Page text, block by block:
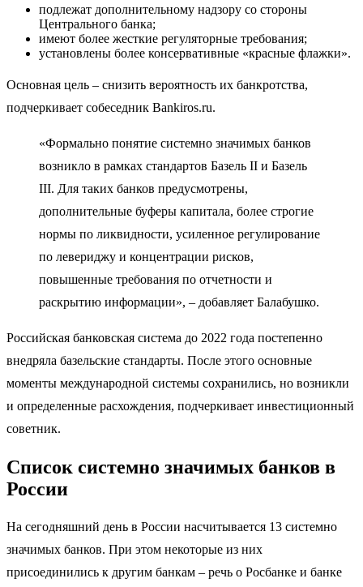
подлежат дополнительному надзору со стороны
Центрального банка;
имеют более жесткие регуляторные требования;
установлены более консервативные «красные флажки».
Основная цель – снизить вероятность их банкротства,
подчеркивает собеседник Bankiros.ru.
«Формально понятие системно значимых банков
возникло в рамках стандартов Базель II и Базель
III. Для таких банков предусмотрены,
дополнительные буферы капитала, более строгие
нормы по ликвидности, усиленное регулирование
по левериджу и концентрации рисков,
повышенные требования по отчетности и
раскрытию информации», – добавляет Балабушко.
Российская банковская система до 2022 года постепенно
внедряла базельские стандарты. После этого основные
моменты международной системы сохранились, но возникли
и определенные расхождения, подчеркивает инвестиционный
советник.
Список системно значимых банков в
России
На сегодняшний день в России насчитывается 13 системно
значимых банков. При этом некоторые из них
присоединились к другим банкам – речь о Росбанке и банке